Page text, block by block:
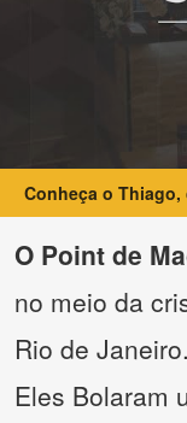
Conheça o
O Point de
no meio da
Rio de Janeiro.
Eles Bolaram